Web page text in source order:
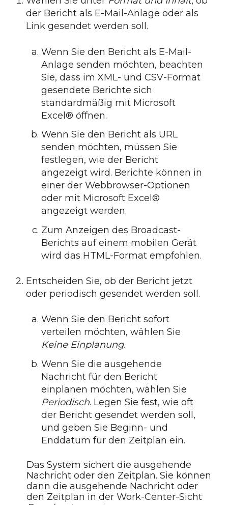
der Bericht als E-Mail-Anlage oder als
Link gesendet werden soll.
Wenn Sie den Bericht als E-Mail-
Anlage senden möchten, beachten
Sie, dass im XML- und CSV-Format
gesendete Berichte sich
standardmäßig mit Microsoft
Excel® öffnen.
Wenn Sie den Bericht als URL
senden möchten, müssen Sie
festlegen, wie der Bericht
angezeigt wird. Berichte können in
einer der Webbrowser-Optionen
oder mit Microsoft Excel®
angezeigt werden.
Zum Anzeigen des Broadcast-
Berichts auf einem mobilen Gerät
wird das HTML-Format empfohlen.
Entscheiden Sie, ob der Bericht jetzt
oder periodisch gesendet werden soll.
Wenn Sie den Bericht sofort
verteilen möchten, wählen Sie
Keine Einplanung.
Wenn Sie die ausgehende
Nachricht für den Bericht
einplanen möchten, wählen Sie
Periodisch. Legen Sie fest, wie oft
der Bericht gesendet werden soll,
und geben Sie Beginn- und
Enddatum für den Zeitplan ein.
Das System sichert die ausgehende
Nachricht oder den Zeitplan. Sie können
dann die ausgehende Nachricht oder
den Zeitplan in der Work-Center-Sicht